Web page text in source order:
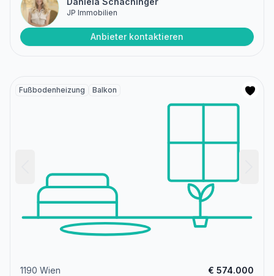
JP Immobilien
Anbieter kontaktieren
Fußbodenheizung Balkon
1190 Wien € 574.000